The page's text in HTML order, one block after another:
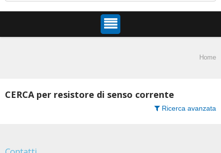
Home
CERCA per resistore di senso corrente
Ricerca avanzata